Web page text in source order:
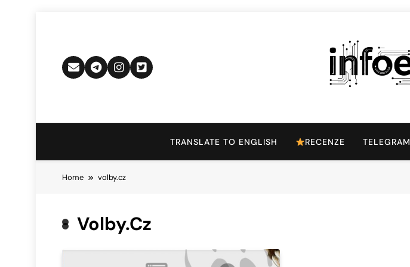
Infoek.cz
TRANSLATE TO ENGLISH RECENZE TELEGRAM
Home volby.cz
Volby.cz